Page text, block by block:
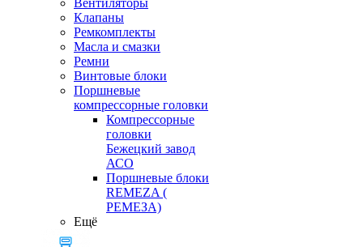
Вентиляторы
Клапаны
Ремкомплекты
Масла и смазки
Ремни
Винтовые блоки
Поршневые
компрессорные головки
Компрессорные
головки
Бежецкий завод
АСО
Поршневые блоки
REMEZA (
РЕМЕЗА)
Ещё